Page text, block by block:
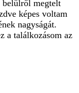
belülről megtelt
képes voltam
nagyságát.
a találkozásom az